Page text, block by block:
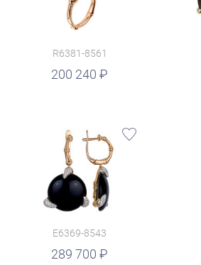
R6381-8561
200 240
E6369-8543
289 700
руб.